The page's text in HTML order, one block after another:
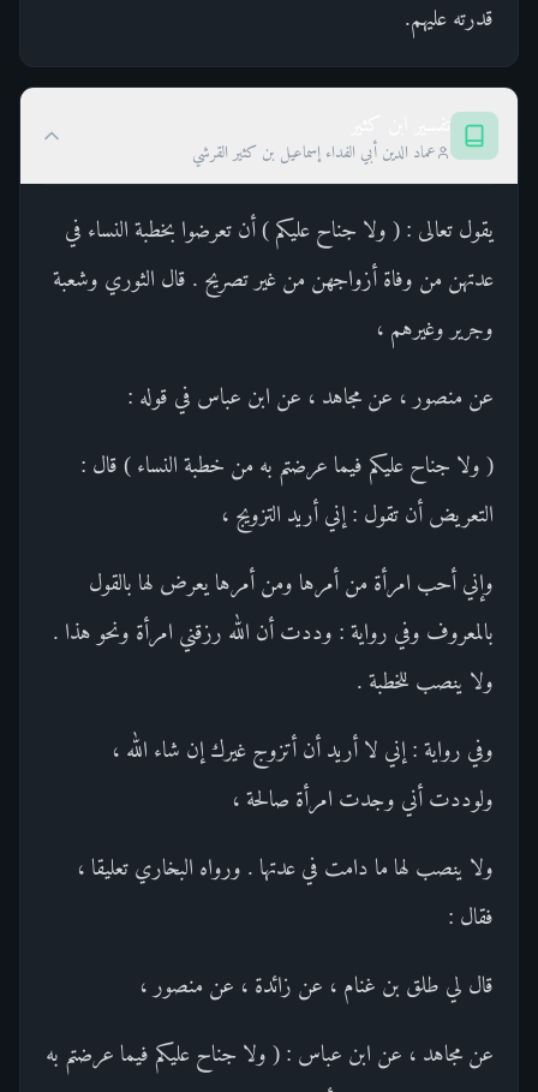
قدرته عليهم.
عماد الدين أبي الفداء إسماعيل بن كثير القرشي
يقول تعالى : ( ولا جناح عليكم ) أن تعرضوا بخطبة النساء في
عدتهن من وفاة أزواجهن من غير تصريح . قال الثوري وشعبة
وجرير وغيرهم ،
عن منصور ، عن مجاهد ، عن ابن عباس في قوله :
( ولا جناح عليكم فيما عرضتم به من خطبة النساء ) قال :
التعريض أن تقول : إني أريد التزويج ،
وإني أحب امرأة من أمرها ومن أمرها يعرض لها بالقول
بالمعروف وفي رواية : وددت أن الله رزقني امرأة ونحو هذا .
ولا ينصب للخطبة .
وفي رواية : إني لا أريد أن أتزوج غيرك إن شاء الله ،
ولوددت أني وجدت امرأة صالحة ،
ولا ينصب لها ما دامت في عدتها . ورواه البخاري تعليقا ،
فقال :
قال لي طلق بن غنام ، عن زائدة ، عن منصور ،
عن مجاهد ، عن ابن عباس : ( ولا جناح عليكم فيما عرضتم به